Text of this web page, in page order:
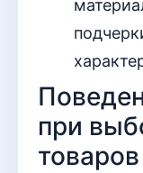
при
товаров